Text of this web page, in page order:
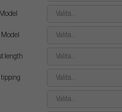
Valita...
Valita...
length Valita...
Valita...
Valita...